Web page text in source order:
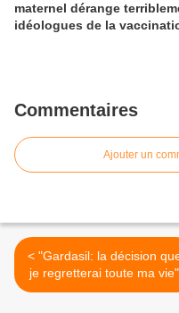
maternel dérange
idéologues de la
Commentaires
Ajouter un
< "Gardasil: la décision que
je regretterai toute ma vie"